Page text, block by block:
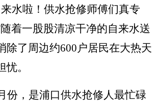
水啦！供水抢修师傅们真专
着一股股清凉干净的自来水送
除了周边约600户居民在大热天
。
份，是浦口供水抢修人最忙碌